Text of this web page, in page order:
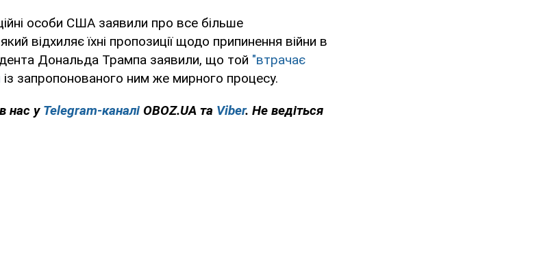
особи США заявили про все більше
відхиляє їхні пропозиції щодо припинення війни в
Дональда Трампа заявили, що той "втрачає
із запропонованого ним же мирного процесу.
нас у Telegram-каналі OBOZ.UA та Viber. Не ведіться